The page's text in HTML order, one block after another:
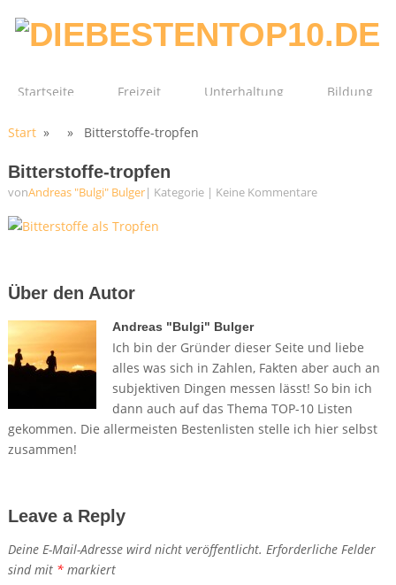
Startseite Freizeit Unterhaltung Bildung
Start» » Bitterstoffe-tropfen
Bitterstoffe-tropfen
vonAndreas "Bulgi" Bulger| Kategorie| Keine Kommentare
Über den Autor
Andreas "Bulgi" Bulger
Ich bin der Gründer dieser Seite und liebe
alles was sich in Zahlen, Fakten aber auch an
subjektiven Dingen messen lässt! So bin ich
dann auch auf das Thema TOP-10 Listen
gekommen. Die allermeisten Bestenlisten stelle ich hier selbst
zusammen!
Leave a Reply
Deine E-Mail-Adresse wird nicht veröffentlicht. Erforderliche Felder
sind mit *markiert